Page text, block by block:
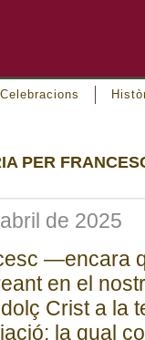
Celebracions
PER
de 2025
—encara
en el
Crist a la
la qual